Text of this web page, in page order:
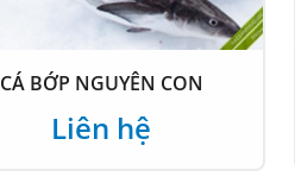
CÁ BỚP NGUYÊN CON
Liên hệ